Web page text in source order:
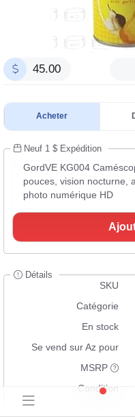
45.00
Acheter
Neuf 1 $ Expédition
GordVE KG004
pouces, vision nocturne,
photo numérique HD
Détails
SKU
Catégorie
En stock
Se vend sur Az pour
MSRP
Condition